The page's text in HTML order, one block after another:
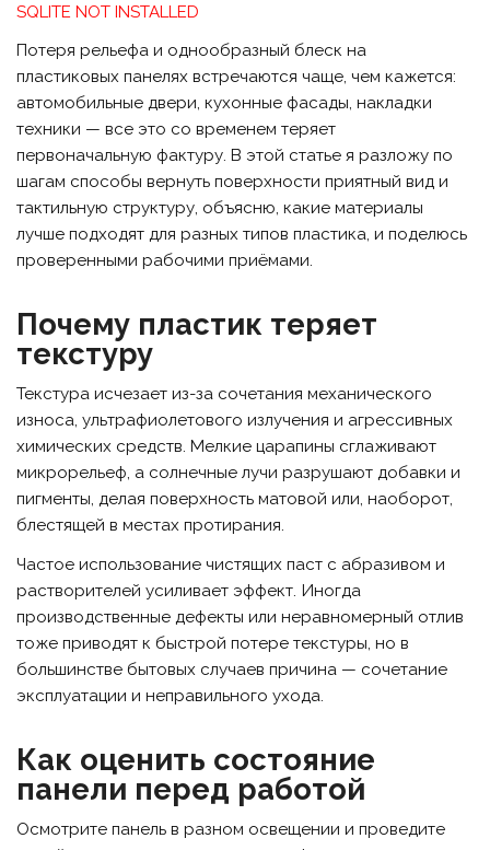
SQLITE NOT INSTALLED
Потеря рельефа и однообразный блеск на
пластиковых панелях встречаются чаще, чем кажется:
автомобильные двери, кухонные фасады, накладки
техники — все это со временем теряет
первоначальную фактуру. В этой статье я разложу по
шагам способы вернуть поверхности приятный вид и
тактильную структуру, объясню, какие материалы
лучше подходят для разных типов пластика, и поделюсь
проверенными рабочими приёмами.
Почему пластик теряет
текстуру
Текстура исчезает из-за сочетания механического
износа, ультрафиолетового излучения и агрессивных
химических средств. Мелкие царапины сглаживают
микрорельеф, а солнечные лучи разрушают добавки и
пигменты, делая поверхность матовой или, наоборот,
блестящей в местах протирания.
Частое использование чистящих паст с абразивом и
растворителей усиливает эффект. Иногда
производственные дефекты или неравномерный отлив
тоже приводят к быстрой потере текстуры, но в
большинстве бытовых случаев причина — сочетание
эксплуатации и неправильного ухода.
Как оценить состояние
панели перед работой
Осмотрите панель в разном освещении и проведите